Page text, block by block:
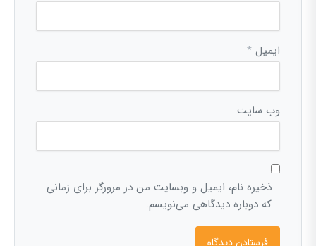
ایمیل *
وب‌ سایت
ذخیره نام، ایمیل و وبسایت من در مرورگر برای زمانی
که دوباره دیدگاهی می‌نویسم.